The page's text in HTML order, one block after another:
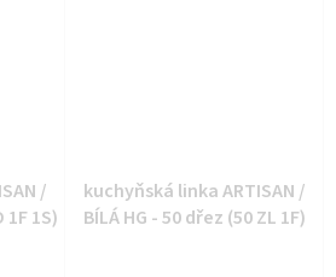
/
1F 1S)
kuchyňská linka ARTISAN /
BÍLÁ HG - 50 dřez (50 ZL 1F)